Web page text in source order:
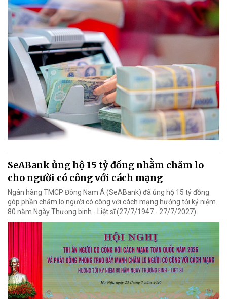
SeABank ủng hộ 15 tỷ đồng nhằm chăm lo
cho người có công với cách mạng
Ngân hàng TMCP Đông Nam Á (SeABank) đã ủng hộ 15 tỷ đồng
góp phần chăm lo người có công với cách mạng hướng tới kỷ niệm
80 năm Ngày Thương binh - Liệt sĩ (27/7/1947 - 27/7/2027).